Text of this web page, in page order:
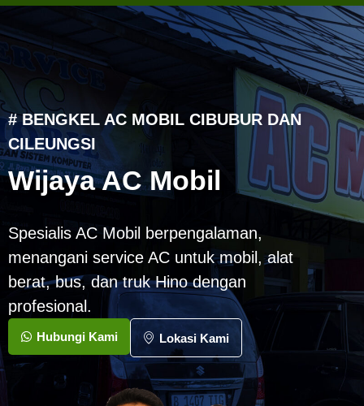
# BENGKEL AC MOBIL CIBUBUR DAN
CILEUNGSI
Wijaya AC Mobil
Spesialis AC Mobil berpengalaman,
menangani service AC untuk mobil, alat
berat, bus, dan truk Hino dengan
profesional.
Hubungi Kami Lokasi Kami